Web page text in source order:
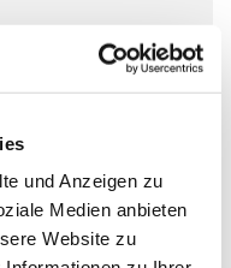
und Anzeigen zu
Medien anbieten
Website zu